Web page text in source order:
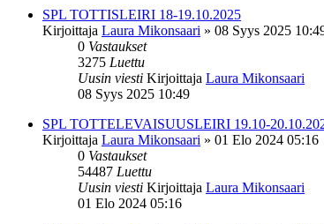
SPL TOTTISLEIRI 18-19.10.2025
Kirjoittaja Laura Mikonsaari » 08 Syys 2025
0 Vastaukset
3275 Luettu
Uusin viesti Kirjoittaja Laura Mikonsaari
08 Syys 2025 10:49
SPL TOTTELEVAISUUSLEIRI 19.10-
Kirjoittaja Laura Mikonsaari » 01 Elo 2024 05:16
0 Vastaukset
54487 Luettu
Uusin viesti Kirjoittaja Laura Mikonsaari
01 Elo 2024 05:16